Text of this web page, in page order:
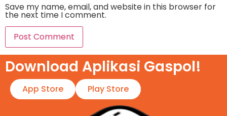
Save my name, email, and website in this browser for
the next time I comment.
Download Aplikasi Gaspol!​
App Store Play Store